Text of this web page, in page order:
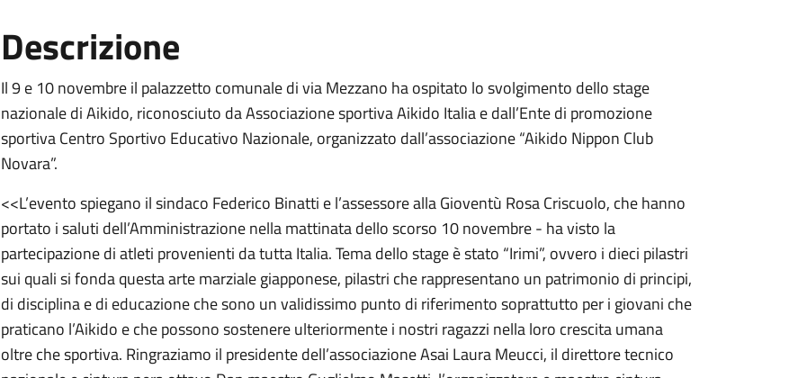
Descrizione
Il 9 e 10 novembre il palazzetto comunale di via Mezzano ha ospitato lo svolgimento dello stage
nazionale di Aikido, riconosciuto da Associazione sportiva Aikido Italia e dall’Ente di promozione
sportiva Centro Sportivo Educativo Nazionale, organizzato dall’associazione “Aikido Nippon Club
Novara”.
<<L’evento spiegano il sindaco Federico Binatti e l’assessore alla Gioventù Rosa Criscuolo, che hanno
portato i saluti dell’Amministrazione nella mattinata dello scorso 10 novembre - ha visto la
partecipazione di atleti provenienti da tutta Italia. Tema dello stage è stato “Irimi”, ovvero i dieci pilastri
sui quali si fonda questa arte marziale giapponese, pilastri che rappresentano un patrimonio di principi,
di disciplina e di educazione che sono un validissimo punto di riferimento soprattutto per i giovani che
praticano l’Aikido e che possono sostenere ulteriormente i nostri ragazzi nella loro crescita umana
oltre che sportiva. Ringraziamo il presidente dell’associazione Asai Laura Meucci, il direttore tecnico